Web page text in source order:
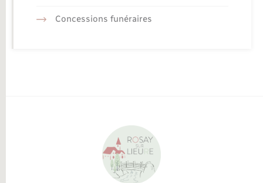
Concessions funéraires